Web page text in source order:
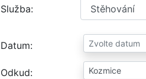
Služba
Datum
Odkud